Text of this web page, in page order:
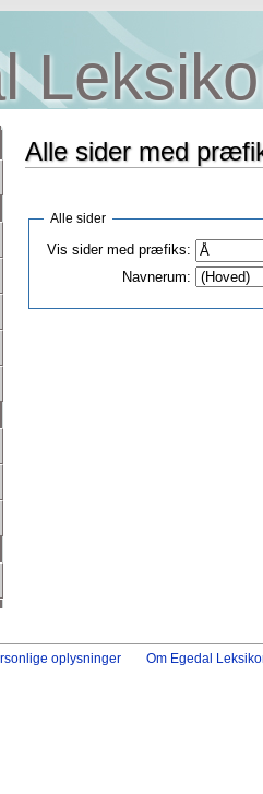
Alle sider med
Alle sider
Vis sider med præfiks:
Navnerum:
oplysninger Om Egedal